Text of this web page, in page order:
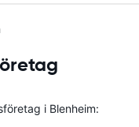
i Blenheim: